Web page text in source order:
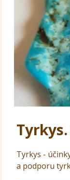
Tyrkys -
a podporu